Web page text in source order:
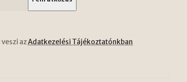
azAdatkezelési Tájékoztatónkban